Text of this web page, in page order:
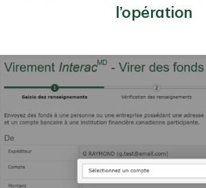
l’opération